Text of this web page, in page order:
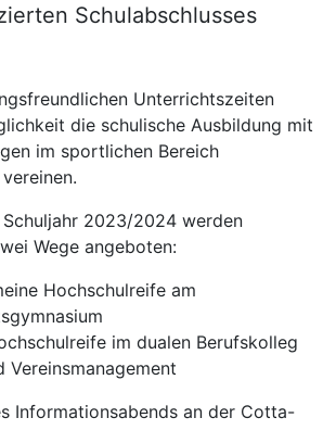
Schulabschlusses
Unterrichtszeiten
die schulische Ausbildung mit
im sportlichen Bereich
2023/2024 werden
Wege angeboten:
Hochschulreife am
im dualen Berufskolleg
Vereinsmanagement
Informationsabends an der Cotta-